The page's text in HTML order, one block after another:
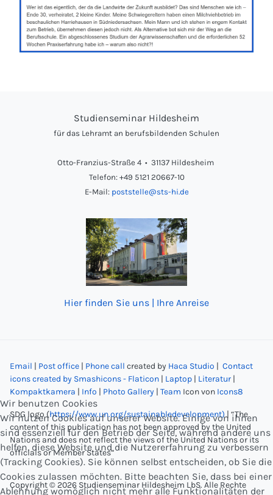
Studienseminar Hildesheim
für das Lehramt an berufsbildenden Schulen
Otto-Franzius-Straße 4 • 31137 Hildesheim
Telefon: +49 5121 20667-10
E-Mail: poststelle@sts-hi.de
Hier finden Sie uns | Ihre Anreise
Email | Post office | Phone call created by Haca Studio | Contact
icons created by Smashicons - Flaticon | Laptop | Literatur |
Kompaktkamera | Info | Photo Gallery | Team Icon von Icons8
SDG logo (https://www.un.org/sustainabledevelopment)| “The
content of this publication has not been approved by the United
Nations and does not reflect the views of the United Nations or its
officials or Member States”
Copyright © 2026 Studienseminar Hildesheim LbS. Alle Rechte
Wir benutzen Cookies
Wir nutzen Cookies auf unserer Website. Einige von ihnen
sind essenziell für den Betrieb der Seite, während andere uns
helfen, diese Website und die Nutzererfahrung zu verbessern
(Tracking Cookies). Sie können selbst entscheiden, ob Sie die
Cookies zulassen möchten. Bitte beachten Sie, dass bei einer
Ablehnung womöglich nicht mehr alle Funktionalitäten der